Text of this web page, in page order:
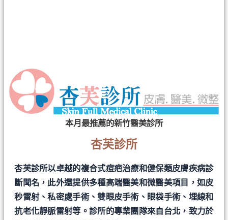
本月最推薦的新竹醫美診所
杏芙診所
杏芙診所以卓越的複合式痘疤治療和健保類皮膚疾病診
斷聞名，此外還提供多種高端醫美和微醫美項目，如皮
秒雷射、私密處手術、雙眼皮手術、眼袋手術、埋線和
抗老化靜脈雷射等。診所的專業團隊來自台北，致力於